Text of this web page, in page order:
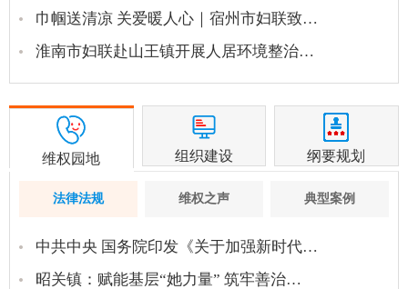
巾帼送清凉 关爱暖人心｜宿州市妇联致…
淮南市妇联赴山王镇开展人居环境整治…
维权园地 组织建设 纲要规划
法律法规 维权之声 典型案例
中共中央 国务院印发《关于加强新时代…
昭关镇：赋能基层“她力量” 筑牢善治…